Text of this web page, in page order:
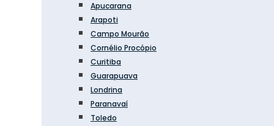
Apucarana
Arapoti
Campo Mourão
Cornélio Procópio
Curitiba
Guarapuava
Londrina
Paranavaí
Toledo